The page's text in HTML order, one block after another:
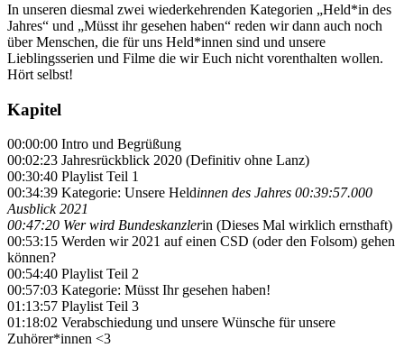
In unseren diesmal zwei wiederkehrenden Kategorien „Held*in des
Jahres“ und „Müsst ihr gesehen haben“ reden wir dann auch noch
über Menschen, die für uns Held*innen sind und unsere
Lieblingsserien und Filme die wir Euch nicht vorenthalten wollen.
Hört selbst!
Kapitel
00:00:00 Intro und Begrüßung
00:02:23 Jahresrückblick 2020 (Definitiv ohne Lanz)
00:30:40 Playlist Teil 1
00:34:39 Kategorie: Unsere Heldinnen des Jahres 00:39:57.000
Ausblick 2021
00:47:20 Wer wird Bundeskanzlerin (Dieses Mal wirklich ernsthaft)
00:53:15 Werden wir 2021 auf einen CSD (oder den Folsom) gehen
können?
00:54:40 Playlist Teil 2
00:57:03 Kategorie: Müsst Ihr gesehen haben!
01:13:57 Playlist Teil 3
01:18:02 Verabschiedung und unsere Wünsche für unsere
Zuhörer*innen <3